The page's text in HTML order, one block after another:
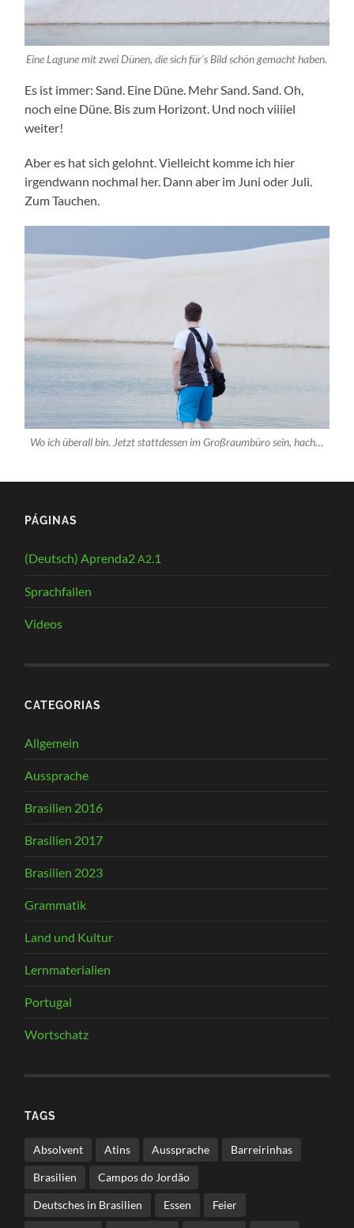
Eine Lagu­ne mit zwei Dünen, die sich für’s Bild schön gemacht haben.
Es ist immer: Sand. Eine Düne. Mehr Sand. Sand. Oh,
noch eine Düne. Bis zum Hori­zont. Und noch viii­iel
weiter!
Aber es hat sich gelohnt. Viel­leicht kom­me ich hier
irgend­wann noch­mal her. Dann aber im Juni oder Juli.
Zum Tauchen.
Wo ich über­all bin. Jetzt statt­des­sen im Groß­raum­bü­ro sein, hach…
PÁGINAS
(Deutsch) Aprenda2A2.1
Sprachfallen
Videos
CATEGORIAS
Allgemein
Aussprache
Brasilien 2016
Brasilien 2017
Brasilien 2023
Grammatik
Land und Kultur
Lernmaterialien
Portugal
Wortschatz
TAGS
Absolvent Atins Aussprache Barreirinhas
Brasilien Campos do Jordão
Deutsches in Brasilien Essen Feier